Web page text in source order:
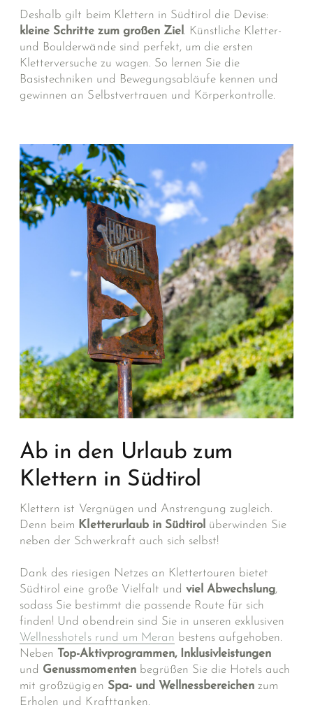
Deshalb gilt beim Klettern in Südtirol die Devise:
kleine Schritte zum großen Ziel . Künstliche Kletter-
und Boulderwände sind perfekt, um die ersten
Kletterversuche zu wagen. So lernen Sie die
Basistechniken und Bewegungsabläufe kennen und
gewinnen an Selbstvertrauen und Körperkontrolle.
Ab in den Urlaub zum
Klettern in Südtirol
Klettern ist Vergnügen und Anstrengung zugleich.
Denn beim Kletterurlaub in Südtirol überwinden Sie
neben der Schwerkraft auch sich selbst!
Dank des riesigen Netzes an Klettertouren bietet
Südtirol eine große Vielfalt und viel Abwechslung,
sodass Sie bestimmt die passende Route für sich
finden! Und obendrein sind Sie in unseren exklusiven
Wellnesshotels rund um Meran bestens aufgehoben.
Neben Top-Aktivprogrammen, Inklusivleistungen
und Genussmomenten begrüßen Sie die Hotels auch
mit großzügigen Spa- und Wellnessbereichen zum
Erholen und Krafttanken.